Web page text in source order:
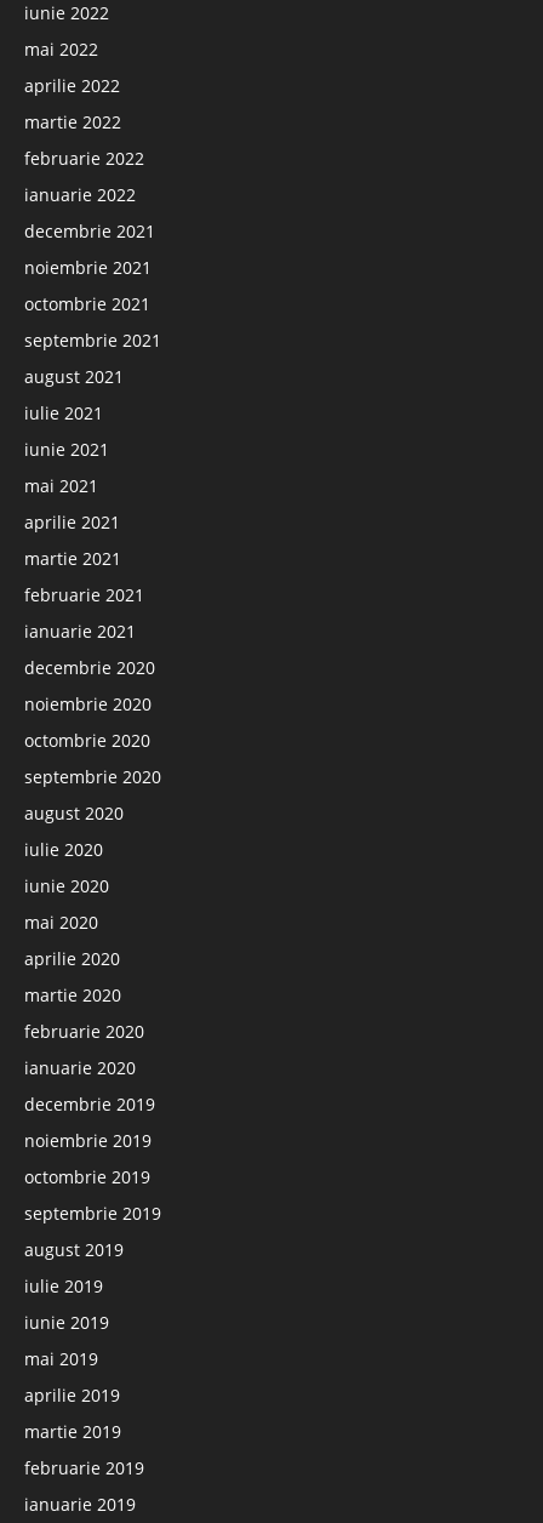
iunie 2022
mai 2022
aprilie 2022
martie 2022
februarie 2022
ianuarie 2022
decembrie 2021
noiembrie 2021
octombrie 2021
septembrie 2021
august 2021
iulie 2021
iunie 2021
mai 2021
aprilie 2021
martie 2021
februarie 2021
ianuarie 2021
decembrie 2020
noiembrie 2020
octombrie 2020
septembrie 2020
august 2020
iulie 2020
iunie 2020
mai 2020
aprilie 2020
martie 2020
februarie 2020
ianuarie 2020
decembrie 2019
noiembrie 2019
octombrie 2019
septembrie 2019
august 2019
iulie 2019
iunie 2019
mai 2019
aprilie 2019
martie 2019
februarie 2019
ianuarie 2019